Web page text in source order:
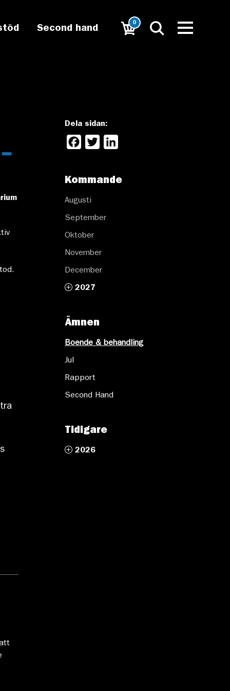
Second hand
0
Dela sidan:
Facebook
Twitter
Kommande
Augusti
September
Oktober
November
December
2027
Ämnen
Boende & behandling
Jul
Rapport
Second Hand
Tidigare
2026